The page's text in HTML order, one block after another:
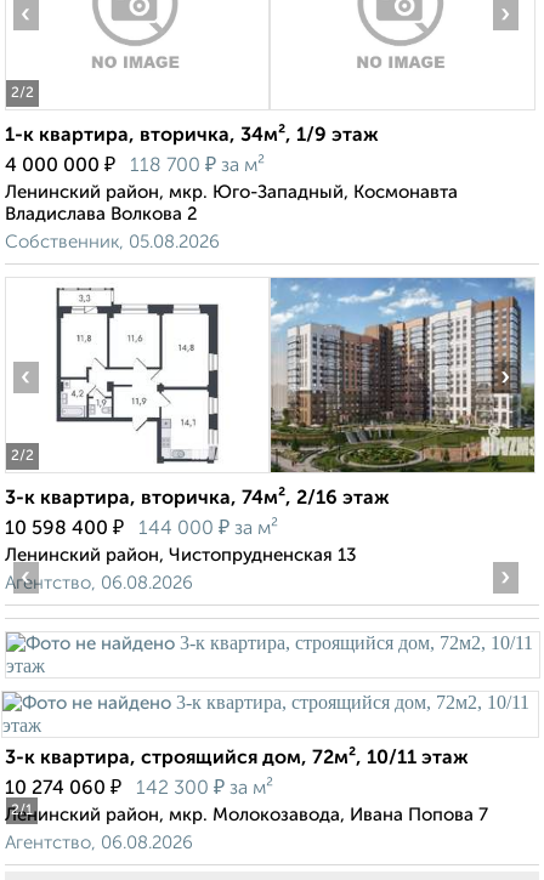
2/2
‹ ›
1-к квартира, вторичка, 34м², 1/9 этаж
4 000 000 ₽ 118 700 ₽ за м²
Ленинский район, мкр. Юго-Западный, Космонавта
Владислава Волкова 2
Собственник, 05.08.2026
2/2
‹ ›
3-к квартира, вторичка, 74м², 2/16 этаж
10 598 400 ₽ 144 000 ₽ за м²
Ленинский район, Чистопрудненская 13
Агентство, 06.08.2026
2/1
‹ ›
3-к квартира, строящийся дом, 72м², 10/11 этаж
10 274 060 ₽ 142 300 ₽ за м²
Ленинский район, мкр. Молокозавода, Ивана Попова 7
Агентство, 06.08.2026